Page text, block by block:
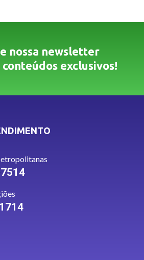
nossa newsletter
exclusivos!